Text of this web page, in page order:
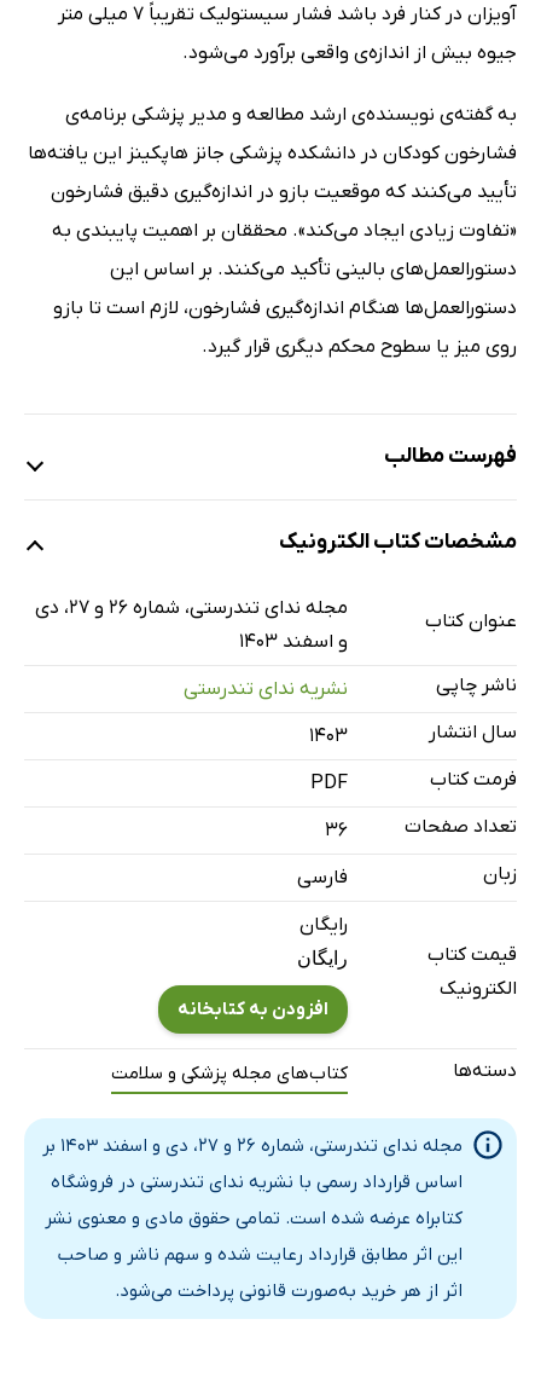
آویزان در کنار فرد باشد فشار سیستولیک تقریباً 7 میلی متر
جیوه بیش از اندازه‌ی واقعی برآورد می‌شود.
به گفته‌ی نویسنده‌ی ارشد مطالعه و مدیر پزشکی برنامه‌ی
فشارخون کودکان در دانشکده پزشکی جانز هاپکینز این یافته‌ها
تأیید می‌کنند که موقعیت بازو در اندازه‌گیری دقیق فشارخون
«تفاوت زیادی ایجاد می‌کند». محققان بر اهمیت پایبندی به
دستورالعمل‌های بالینی تأکید می‌کنند. بر اساس این
دستورالعمل‌ها هنگام اندازه‌گیری فشارخون، لازم است تا بازو
روی میز یا سطوح محکم دیگری قرار گیرد.
فهرست مطالب
راز ساده برای داشتن عمری طولانی‌تر
این اشتباه رایج می‌تواند فشارخون شما را بالا نشان دهد
کدام رژیم غذایی با تغییر میکروبیوم روده، مغز را تقویت
با مصرف کمتر قند جوان‌تر بمانیم
ورزشکاران چربی شکمی سالم‌تری دارند
نیاسین، ویتامینی مهم با خطری پنهان
چالشی 7 روزه برای دوستی با قلب
کاهش وزن پس از 40 سالگی
معجزه پروبیوتیک‌ها برای پوست
اثرات چاقی شکمی بر دیابت
اقلام پلاستیکی سیاه می‌توانند حاوی مواد سرطان‌زا باشند
زیان محصولات حالت‌دهنده‌ی مو در ترکیب با حرارت
خوب زندگی کن، خوب فکر کن
آیا نوزاد من به اندازه‌ی کافی غذا می‌خورد؟
مشخصات کتاب الکترونیک
عنوان کتاب
مجله ندای تندرستی، شماره 26 و 27، دی
و اسفند 1403
ناشر چاپی
نشریه ندای تندرستی
سال انتشار
۱۴۰۳
فرمت کتاب
PDF
تعداد صفحات
36
زبان
فارسی
قیمت کتاب
الکترونیک
رایگان
رایگان
افزودن به کتابخانه
دسته‌ها کتاب‌های مجله پزشکی و سلامت
مجله ندای تندرستی، شماره 26 و 27، دی و اسفند 1403 بر
اساس قرارداد رسمی با نشریه ندای تندرستی در فروشگاه
کتابراه عرضه شده است. تمامی حقوق مادی و معنوی نشر
این اثر مطابق قرارداد رعایت شده و سهم ناشر و صاحب
اثر از هر خرید به‌صورت قانونی پرداخت می‌شود.